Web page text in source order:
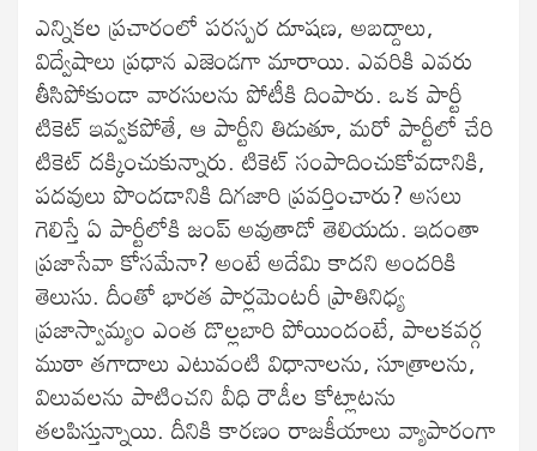
ఎన్నికల ప్రచారంలో పరస్పర దూషణ, అబద్దాలు,
విద్వేషాలు ప్రధాన ఎజెండగా మారాయి. ఎవరికి ఎవరు
తీసిపోకుండా వారసులను పోటీకి దింపారు. ఒక పార్టీ
టికెట్‌ ఇవ్వకపోతే, ఆ పార్టీని తిడుతూ, మరో పార్టీలో చేరి
టికెట్‌ దక్కించుకున్నారు. టికెట్‌ సంపాదించుకోవడానికి,
పదవులు పొందడానికి దిగజారి ప్రవర్తించారు? అసలు
గెలిస్తే ఏ పార్టీలోకి జంప్‌ అవుతాడో తెలియదు. ఇదంతా
ప్రజాసేవా కోసమేనా? అంటే అదేమి కాదని అందరికి
తెలుసు. దీంతో భారత పార్లమెంటరీ ప్రాతినిధ్య
ప్రజాస్వామ్యం ఎంత డొల్లబారి పోయిందంటే, పాలకవర్గ
ముఠా తగాదాలు ఎటువంటి విధానాలను, సూత్రాలను,
విలువలను పాటించని వీధి రౌడీల కోట్లాటను
తలపిస్తున్నాయి. దీనికి కారణం రాజకీయాలు వ్యాపారంగా